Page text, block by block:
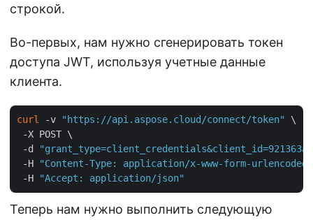
строкой.
Во-первых, нам нужно сгенерировать токен
доступа JWT, используя учетные данные
клиента.
curl -v "https://api.aspose.cloud/connect/token"
\
-X POST \
-d
"grant_type=client_credentials&client_id=921363a8-
-H
"Content-Type: application/x-www-form-urlencoded"
-H
"Accept: application/json"
Теперь нам нужно выполнить следующую